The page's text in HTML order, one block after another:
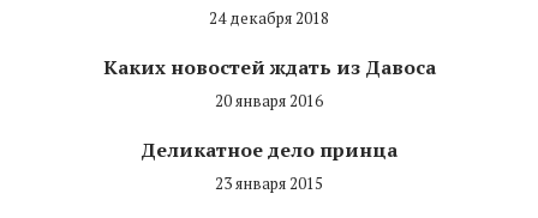
24 декабря 2018
Каких новостей ждать из Давоса
20 января 2016
Деликатное дело принца
23 января 2015